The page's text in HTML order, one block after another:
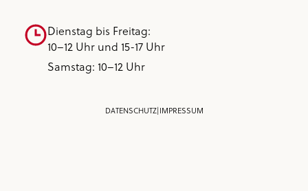
Dienstag bis Freitag:
10–12 Uhr und 15-17 Uhr
Samstag: 10–12 Uhr
DATENSCHUTZ|IMPRESSUM